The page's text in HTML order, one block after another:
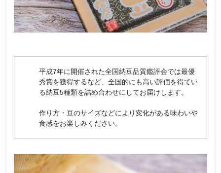
平成7年に開催された全国納豆品質鑑評会では最優
秀賞を獲得するなど、全国的にも高い評価を得てい
る納豆5種類を詰め合わせにしてお届けします。
作り方・豆のサイズなどにより変化がある味わいや
食感をお楽しみください。